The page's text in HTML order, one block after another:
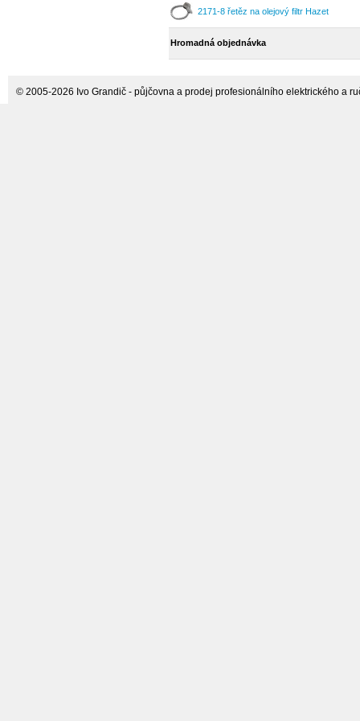
2171-8 řetěz na olejový filtr Hazet
Hromadná objednávka
© 2005-2026 Ivo Grandič - půjčovna a prodej profesionálního elektrického a